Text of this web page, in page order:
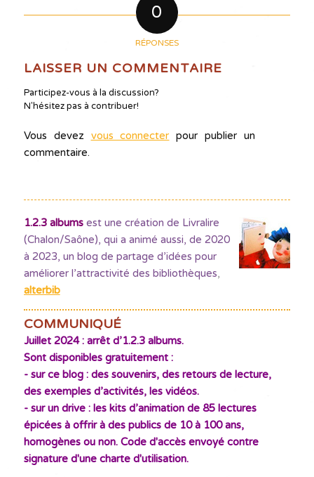
0
RÉPONSES
LAISSER UN COMMENTAIRE
Participez-vous à la discussion?
N'hésitez pas à contribuer!
Vous devez vous connecter pour publier un
commentaire.
1.2.3 albumsest une création de Livralire
(Chalon/Saône), qui a animé aussi, de 2020
à 2023, un blog de partage d’idées pour
améliorer l’attractivité des bibliothèques,
alterbib
COMMUNIQUÉ
Juillet 2024 : arrêt d’1.2.3 albums.
Sont disponibles gratuitement :
- sur ce blog : des souvenirs, des retours de lecture,
des exemples d’activités, les vidéos.
- sur un drive : les kits d’animation de 85 lectures
épicées à offrir à des publics de 10 à 100 ans,
homogènes ou non. Code d'accès envoyé contre
signature d'une charte d'utilisation.